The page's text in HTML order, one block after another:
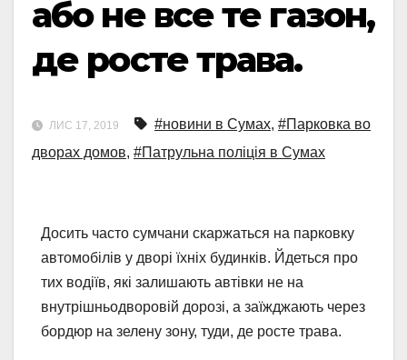
або не все те газон,
де росте трава.
ЛИС 17, 2019 #новини в Сумах, #Парковка во
дворах домов, #Патрульна поліція в Сумах
Досить часто сумчани скаржаться на парковку
автомобілів у дворі їхніх будинків. Йдеться про
тих водіїв, які залишають автівки не на
внутрішньодворовій дорозі, а заїжджають через
бордюр на зелену зону, туди, де росте трава.